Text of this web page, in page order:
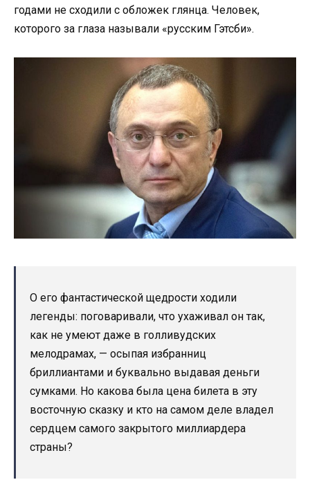
годами не сходили с обложек глянца. Человек,
которого за глаза называли «русским Гэтсби».
О его фантастической щедрости ходили
легенды: поговаривали, что ухаживал он так,
как не умеют даже в голливудских
мелодрамах, — осыпая избранниц
бриллиантами и буквально выдавая деньги
сумками. Но какова была цена билета в эту
восточную сказку и кто на самом деле владел
сердцем самого закрытого миллиардера
страны?